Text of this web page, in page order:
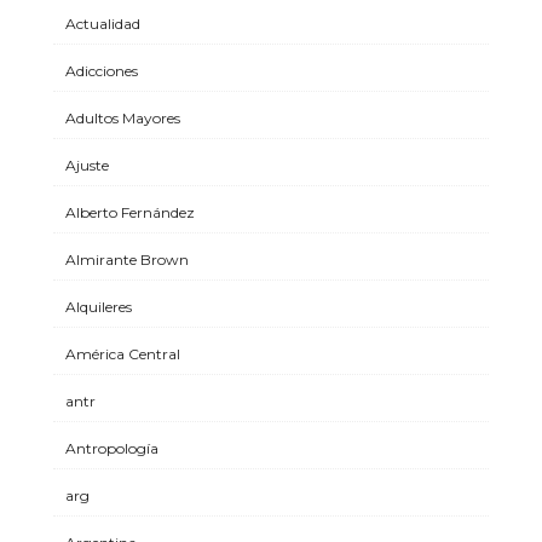
Actualidad
Adicciones
Adultos Mayores
Ajuste
Alberto Fernández
Almirante Brown
Alquileres
América Central
antr
Antropología
arg